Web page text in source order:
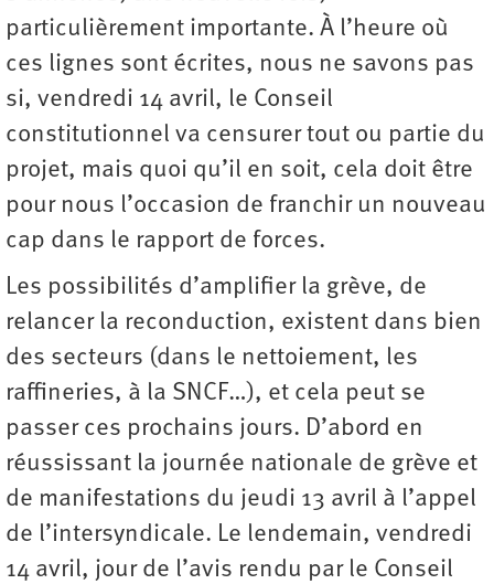
particulièrement importante. À l’heure où
ces lignes sont écrites, nous ne savons pas
si, vendredi 14 avril, le Conseil
constitutionnel va censurer tout ou partie du
projet, mais quoi qu’il en soit, cela doit être
pour nous l’occasion de franchir un nouveau
cap dans le rapport de forces.
Les possibilités d’amplifier la grève, de
relancer la reconduction, existent dans bien
des secteurs (dans le nettoiement, les
raffineries, à la SNCF…), et cela peut se
passer ces prochains jours. D’abord en
réussissant la journée nationale de grève et
de manifestations du jeudi 13 avril à l’appel
de l’intersyndicale. Le lendemain, vendredi
14 avril, jour de l’avis rendu par le Conseil